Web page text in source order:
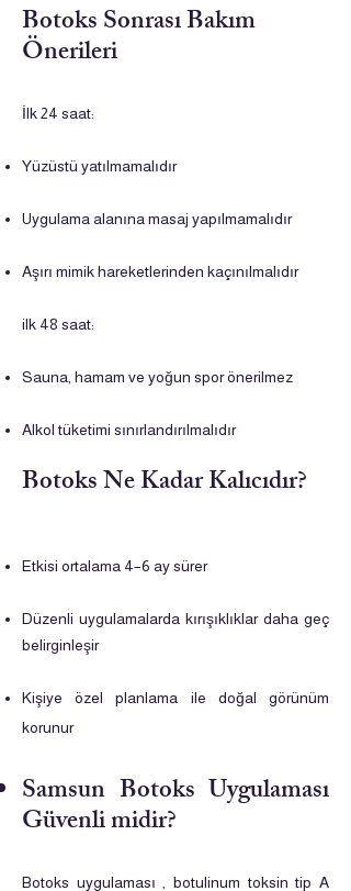
Botoks Sonrası Bakım
Önerileri
İlk 24 saat:
Yüzüstü yatılmamalıdır
Uygulama alanına masaj yapılmamalıdır
Aşırı mimik hareketlerinden kaçınılmalıdır
ilk 48 saat:
Sauna, hamam ve yoğun spor önerilmez
Alkol tüketimi sınırlandırılmalıdır
Botoks Ne Kadar Kalıcıdır?
Etkisi ortalama 4–6 ay sürer
Düzenli uygulamalarda kırışıklıklar daha geç
belirginleşir
Kişiye özel planlama ile doğal görünüm
korunur
Samsun Botoks Uygulaması
Güvenli midir?
Botoks uygulaması , botulinum toksin tip A